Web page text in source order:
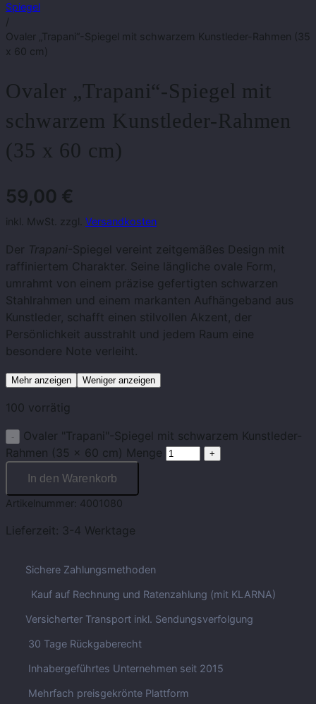
Spiegel
/
Ovaler „Trapani“-Spiegel mit schwarzem Kunstleder-Rahmen (35
x 60 cm)
Ovaler „Trapani“-Spiegel mit
schwarzem Kunstleder-Rahmen
(35 x 60 cm)
59,00 €
inkl. MwSt. zzgl. Versandkosten
Der Trapani-Spiegel vereint zeitgemäßes Design mit
raffiniertem Charakter. Seine längliche ovale Form,
umrahmt von einem präzise gefertigten schwarzen
Stahlrahmen und einem markanten Aufhängeband aus
Kunstleder, schafft einen stilvollen Akzent, der
Persönlichkeit ausstrahlt und jedem Raum eine
besondere Note verleiht.
Mehr anzeigen Weniger anzeigen
100 vorrätig
Ovaler "Trapani"-Spiegel mit schwarzem Kunstleder-
Rahmen (35 x 60 cm) Menge
In den Warenkorb
Artikelnummer: 4001080
Lieferzeit: 3-4 Werktage
Sichere Zahlungsmethoden
Kauf auf Rechnung und Ratenzahlung (mit KLARNA)
Versicherter Transport inkl. Sendungsverfolgung
30 Tage Rückgaberecht
Inhabergeführtes Unternehmen seit 2015
Mehrfach preisgekrönte Plattform